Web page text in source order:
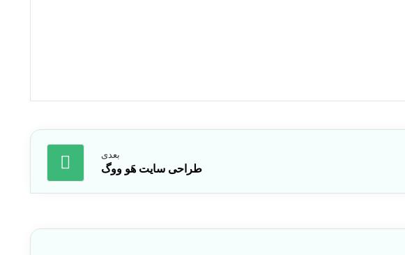
بعدی
طراحی سایت هَو ووگ